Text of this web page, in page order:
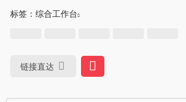
标签： 综合工作台
链接直达